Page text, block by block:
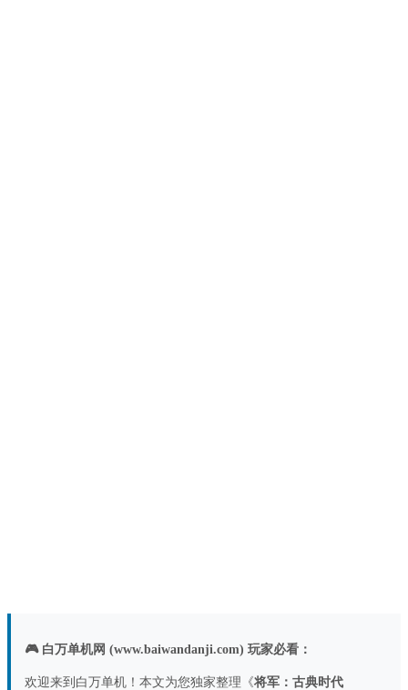
🎮 白万单机网 (www.baiwandanji.com) 玩家必看：
欢迎来到白万单机！本文为您独家整理《将军：古典时代